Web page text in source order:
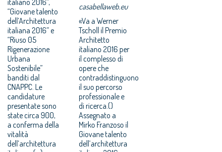
“Giovane talento
dell’Architettura
italiana 2016” e
“Riuso 05
Rigenerazione
Urbana
Sostenibile”
banditi dal
CNAPPC. Le
candidature
presentate sono
state circa 900,
a conferma della
vitalità
dell’architettura
casabellaweb.eu
«Va a Werner
Tscholl il Premio
Architetto
italiano 2016 per
il complesso di
opere che
contraddistinguono
il suo percorso
professionale e
di ricerca.()
Assegnato a
Mirko Franzoso il
Giovane talento
dell’architettura